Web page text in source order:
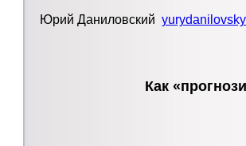
Юрий Даниловский
Как